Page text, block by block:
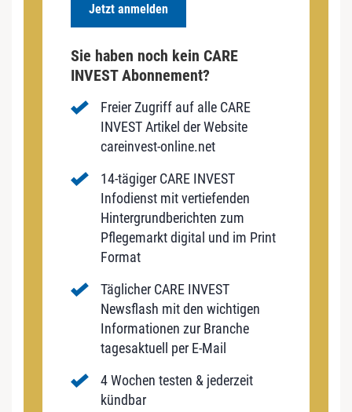
Jetzt anmelden
Sie haben noch kein CARE
INVEST Abonnement?
Freier Zugriff auf alle CARE
INVEST Artikel der Website
careinvest-online.net
14-tägiger CARE INVEST
Infodienst mit vertiefenden
Hintergrundberichten zum
Pflegemarkt digital und im Print
Format
Täglicher CARE INVEST
Newsflash mit den wichtigen
Informationen zur Branche
tagesaktuell per E-Mail
4 Wochen testen & jederzeit
kündbar